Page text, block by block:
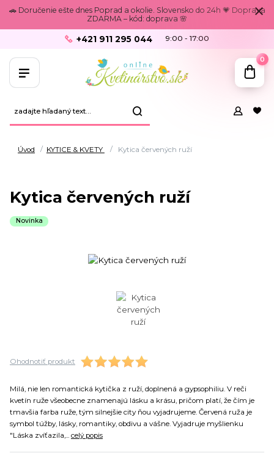
🚗 Doručenie ešte dnes Poprad a okolie. Slovensko do 24h 💗 Doprava
ZDARMA – kód: doprava 🌸
+421 911 295 044 9:00 - 17:00
0
Úvod KYTICE & KVETY Kytica červených ruží
Kytica červených ruží
Novinka
Ohodnotiť produkt
Milá, nie len romantická kytička z ruží, doplnená a gypsophiliu. V reči
kvetín ruže všeobecne znamenajú lásku a krásu, pričom platí, že čím je
tmavšia farba ruže, tým silnejšie city ňou vyjadrujeme. Červená ruža je
symbol túžby, lásky, romantiky, obdivu a vášne. Vyjadruje myšlienku
"Láska zvíťazila,... celý popis